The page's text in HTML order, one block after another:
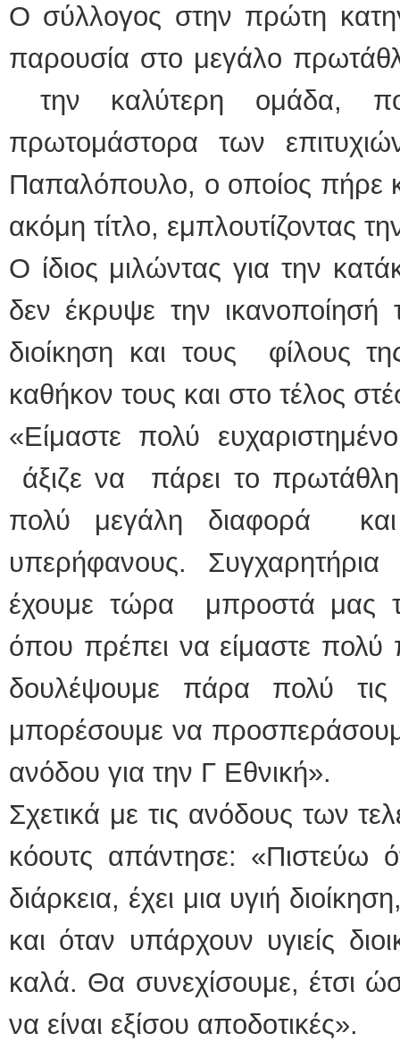
Ο σύλλογος στην πρώτη
παρουσία στο μεγάλο
την καλύτερη ομάδα,
πρωτομάστορα των
Παπαλόπουλο, ο οποίος πήρε
ακόμη τίτλο, εμπλουτίζοντας
Ο ίδιος μιλώντας για την
δεν έκρυψε την ικανοποίησή
διοίκηση και τους φίλους
καθήκον τους και στο τέλος
«Είμαστε πολύ
άξιζε να πάρει το
πολύ μεγάλη διαφορά
υπερήφανους. Συγχαρητήρια
έχουμε τώρα μπροστά μας
όπου πρέπει να είμαστε πολύ
δουλέψουμε πάρα πολύ
μπορέσουμε να
ανόδου για την Γ Εθνική».
Σχετικά με τις ανόδους των
κόουτς απάντησε: «Πιστεύω
διάρκεια, έχει μια υγιή
και όταν υπάρχουν υγιείς
καλά. Θα συνεχίσουμε, έτσι
να είναι εξίσου αποδοτικές».